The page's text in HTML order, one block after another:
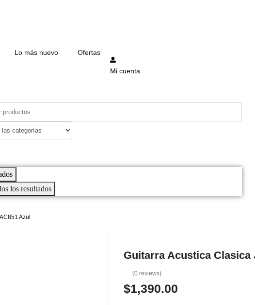
Lo más nuevo Ofertas
Mi cuenta
los resultados
Azul
Guitarra Acustica Clasica
(0 reviews)
$1,390.00